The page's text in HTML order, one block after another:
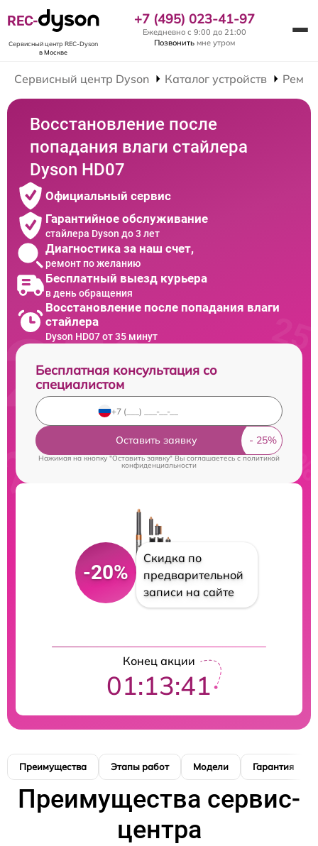
REC-
Сервисный центр REC-Dyson
в Москве
+7 (495) 023-41-97
Ежедневно с 9:00 до 21:00
Позвонить мне утром
Сервисный центр Dyson Каталог устройств
Восстановление после
попадания влаги стайлера
Dyson HD07
Официальный сервис
Гарантийное обслуживание
стайлера Dyson до 3 лет
Диагностика за наш счет,
ремонт по желанию
Бесплатный выезд курьера
в день обращения
Восстановление после попадания влаги
стайлера
Dyson HD07 от 35 минут
Бесплатная консультация со
специалистом
Оставить заявку
Нажимая на кнопку "Оставить заявку" Вы соглашаетесь cполитикой
конфиденциальности
-20%
Скидка по
предварительной
записи на сайте
Конец акции
01:13:40
Преимущества Этапы работ Модели Гарантия
Преимущества сервис-
центра